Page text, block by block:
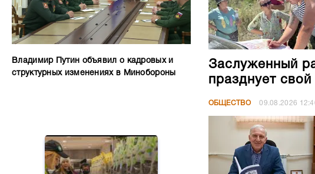
Владимир Путин объявил о кадровых и
структурных изменениях в Минобороны
Заслуженный
празднует
ОБЩЕСТВО 09.08.2026